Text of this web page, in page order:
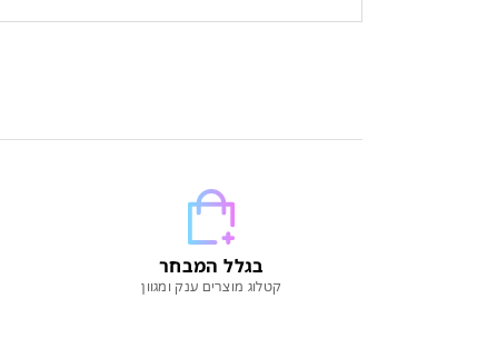
בגלל המבחר
קטלוג מוצרים ענק ומגוון